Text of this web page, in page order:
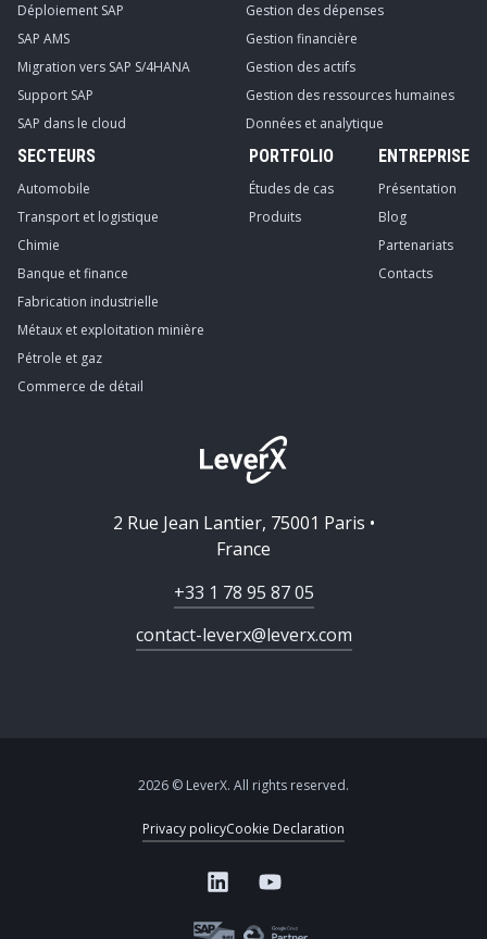
Déploiement SAP
SAP AMS
Migration vers SAP S/4HANA
Support SAP
SAP dans le cloud
Gestion des dépenses
Gestion financière
Gestion des actifs
Gestion des ressources humaines
Données et analytique
SECTEURS
Automobile
Transport et logistique
Chimie
Banque et finance
Fabrication industrielle
Métaux et exploitation minière
Pétrole et gaz
Commerce de détail
PORTFOLIO
Études de cas
Produits
ENTREPRISE
Présentation
Blog
Partenariats
Contacts
2 Rue Jean Lantier, 75001 Paris •
France
+33 1 78 95 87 05
contact-leverx@leverx.com
2026 © LeverX. All rights reserved.
Privacy policyCookie Declaration